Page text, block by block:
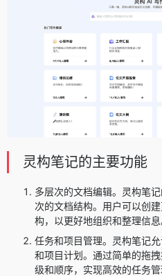
灵构笔记的主要功能
多层次的文档编辑。灵构笔
次的文档结构。用户可以创
构，以更好地组织和整理信息
任务和项目管理。灵构笔记
和项目计划。通过简单的拖
级和顺序，实现高效的任务管